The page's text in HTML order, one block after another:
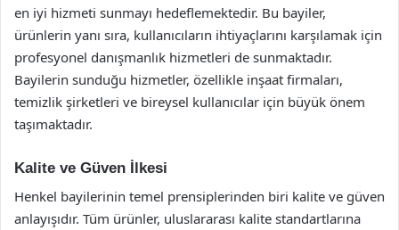
en iyi hizmeti sunmayı hedeflemektedir. Bu bayiler,
ürünlerin yanı sıra, kullanıcıların ihtiyaçlarını karşılamak için
profesyonel danışmanlık hizmetleri de sunmaktadır.
Bayilerin sunduğu hizmetler, özellikle inşaat firmaları,
temizlik şirketleri ve bireysel kullanıcılar için büyük önem
taşımaktadır.
Kalite ve Güven İlkesi
Henkel bayilerinin temel prensiplerinden biri kalite ve güven
anlayışıdır. Tüm ürünler, uluslararası kalite standartlarına